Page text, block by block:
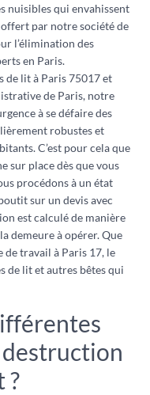
nuisibles qui envahissent
offert par notre société de
l’élimination des
en Paris.
de lit à Paris 75017 et
de Paris, notre
à se défaire des
robustes et
C’est pour cela que
sur place dès que vous
procédons à un état
sur un devis avec
est calculé de manière
demeure à opérer. Que
de travail à Paris 17, le
de lit et autres bêtes qui
?